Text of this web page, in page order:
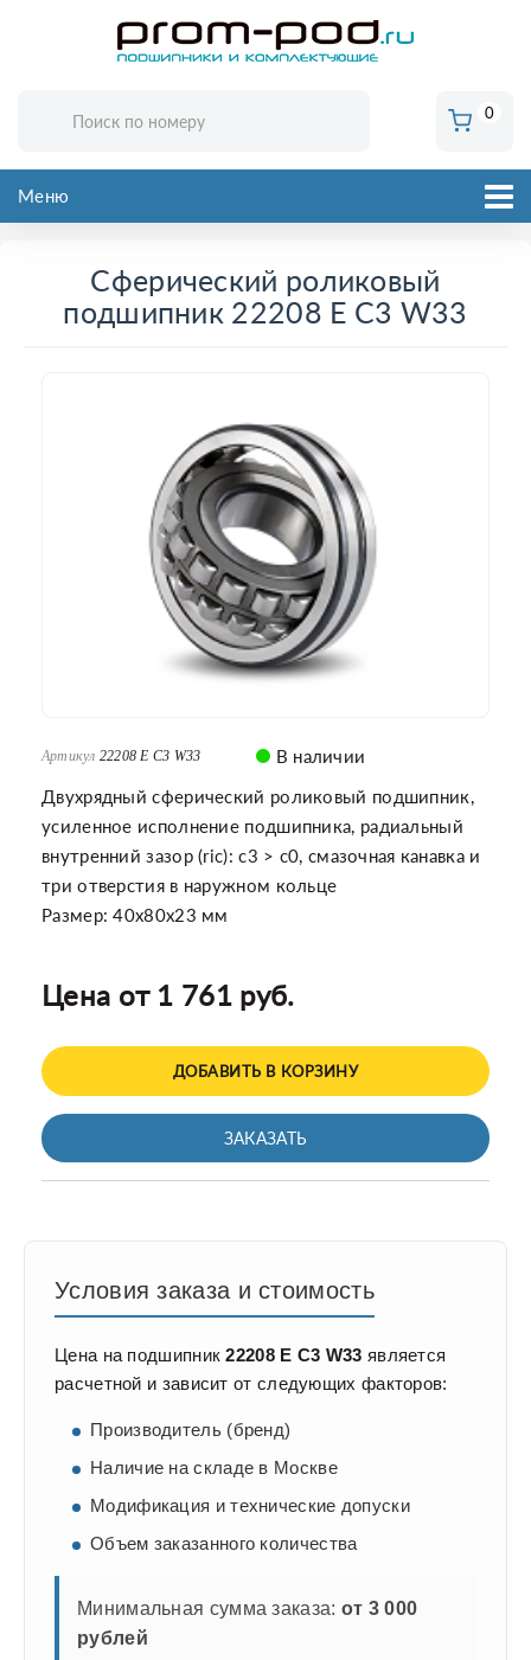
0
Меню
Сферический роликовый
подшипник 22208 E C3 W33
Артикул 22208 E C3 W33
В наличии
Двухрядный сферический роликовый подшипник,
усиленное исполнение подшипника, радиальный
внутренний зазор (ric): c3 > c0, смазочная канавка и
три отверстия в наружном кольце
Размер: 40x80x23 мм
Цена от 1 761 руб.
ДОБАВИТЬ В КОРЗИНУ
ЗАКАЗАТЬ
Условия заказа и стоимость
Цена на подшипник22208 E C3 W33 является
расчетной и зависит от следующих факторов:
Производитель (бренд)
Наличие на складе в Москве
Модификация и технические допуски
Объем заказанного количества
Минимальная сумма заказа: от 3 000
рублей